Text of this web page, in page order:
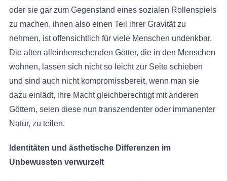
oder sie gar zum Gegenstand eines sozialen Rollenspiels
zu machen, ihnen also einen Teil ihrer Gravität zu
nehmen, ist offensichtlich für viele Menschen undenkbar.
Die alten alleinherrschenden Götter, die in den Menschen
wohnen, lassen sich nicht so leicht zur Seite schieben
und sind auch nicht kompromissbereit, wenn man sie
dazu einlädt, ihre Macht gleichberechtigt mit anderen
Göttern, seien diese nun transzendenter oder immanenter
Natur, zu teilen.
Identitäten und ästhetische Differenzen im
Unbewussten verwurzelt